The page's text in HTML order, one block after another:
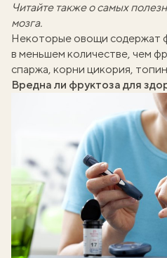
Читайте также о самых
мозга.
Некоторые овощи содержат
в меньшем количестве, чем
спаржа, корни цикория,
Вредна ли фруктоза для